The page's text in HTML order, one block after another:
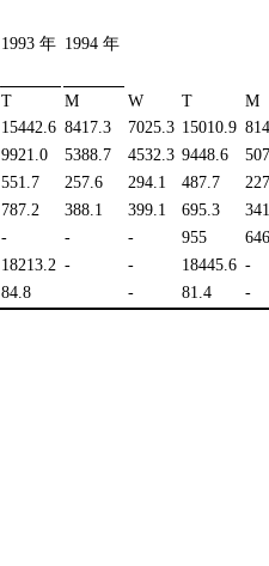
1993 年 1994 年
T M W T M
15442.6 8417.3 7025.3 15010.9
9921.0 5388.7 4532.3 9448.6
551.7 257.6 294.1 487.7
787.2 388.1 399.1 695.3
- - - 955 646
18213.2 - - 18445.6 -
84.8 - 81.4 -